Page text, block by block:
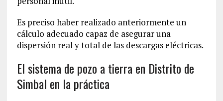
Es preciso haber realizado anteriormente un
cálculo adecuado capaz de asegurar una
dispersión real y total de las descargas eléctricas.
El sistema de pozo a tierra en Distrito de
Simbal en la práctica